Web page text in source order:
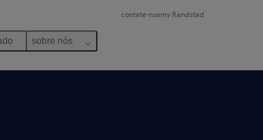
contate-nosmy Randstad
sobre nós